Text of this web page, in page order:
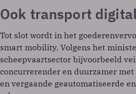
Ook transport
Tot slot wordt in het
smart mobility. Volgens het
scheepvaartsector bijvoorbeeld
concurrerender en duurzamer
en vergaande geautomatiseerde